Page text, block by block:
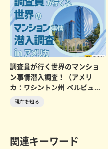
調査員が行く世界のマンショ
ン事情潜入調査！（アメリ
カ：ワシントン州 ベルビュー
編）
現在を知る
関連キーワード